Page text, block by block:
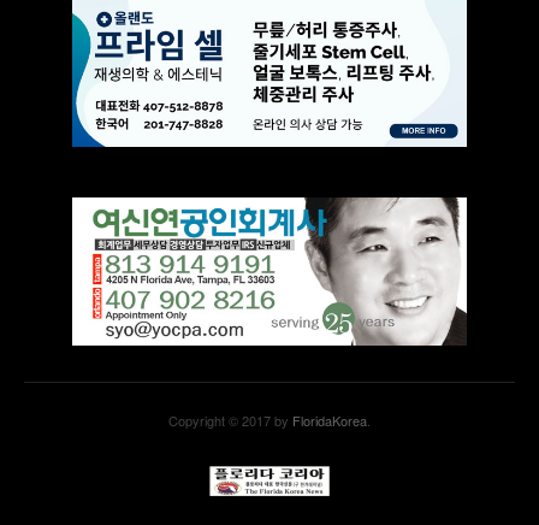
Copyright © 2017 by FloridaKorea